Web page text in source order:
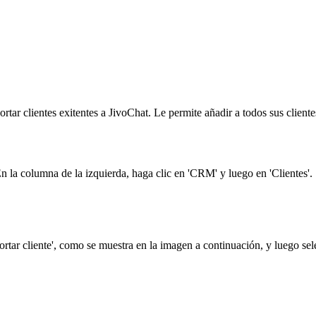
clientes exitentes a JivoChat. Le permite añadir a todos sus
la columna de la izquierda, haga clic en 'CRM' y luego en 'Clientes'.
cliente', como se muestra en la imagen a continuación, y luego